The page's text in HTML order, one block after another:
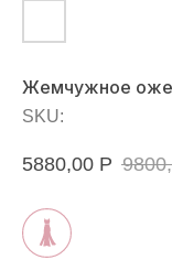
Жемчужное
SKU:
5880,00 Р